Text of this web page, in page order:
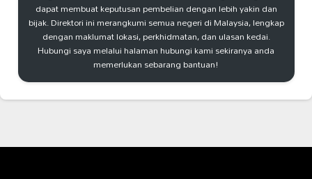
dapat membuat keputusan pembelian dengan lebih yakin dan
bijak. Direktori ini merangkumi semua negeri di Malaysia, lengkap
dengan maklumat lokasi, perkhidmatan, dan ulasan kedai.
Hubungi saya melalui halaman hubungi kami sekiranya anda
memerlukan sebarang bantuan!